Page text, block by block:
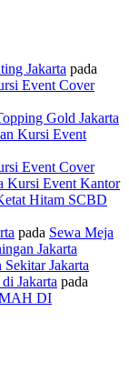
Jakarta pada
Event Cover
Gold Jakarta
Kursi Event
Event Cover
Kursi Event Kantor
Hitam SCBD
pada Sewa Meja
Jakarta
Jakarta
Jakarta pada
DI